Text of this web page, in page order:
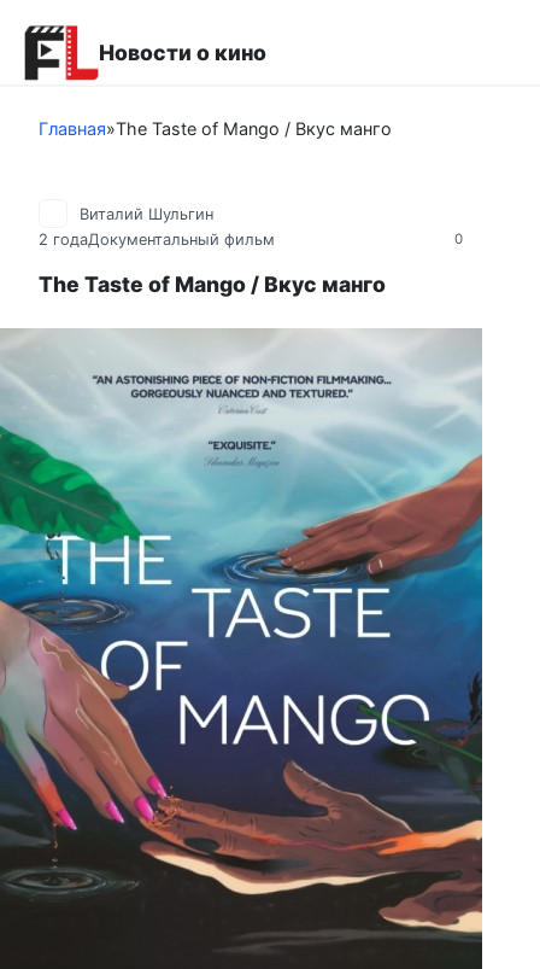
контенту
Новости о кино
Главная»The Taste of Mango / Вкус манго
0
Виталий Шульгин
2 годаДокументальный фильм
The Taste of Mango / Вкус манго